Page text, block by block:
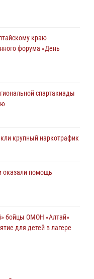
краю
форума «День
спартакиады
крупный наркотрафик
оказали помощь
бойцы ОМОН «Алтай»
для детей в лагере